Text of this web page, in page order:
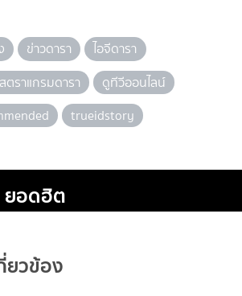
ข่าวดารา
ไอจีดารา
ตราแกรมดารา
ดูทีวีออนไลน์
trueidstory
ยอดฮิต
ยวข้อง